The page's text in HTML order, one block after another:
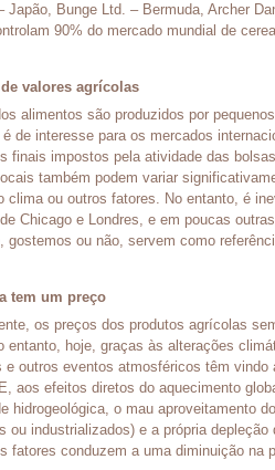
Japão, Bunge Ltd. – Bermuda, Archer
90% do mercado mundial de
valores agrícolas
alimentos são produzidos por
é de interesse para os mercados
finais impostos pela atividade das
também podem variar
clima ou outros fatores. No entanto, é
Chicago e Londres, e em poucas
gostemos ou não, servem como
tem um preço
os preços dos produtos agrícolas
entanto, hoje, graças às alterações
e outros eventos atmosféricos têm
aos efeitos diretos do aquecimento
hidrogeológica, o mau aproveitamento
ou industrializados) e a própria
fatores conduzem a uma diminuição na